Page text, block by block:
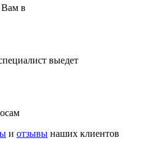
Вам в
выедет
и отзывы наших клиентов